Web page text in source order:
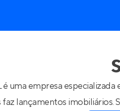
Imóveis
é uma empresa
faz lançamentos imobiliários.